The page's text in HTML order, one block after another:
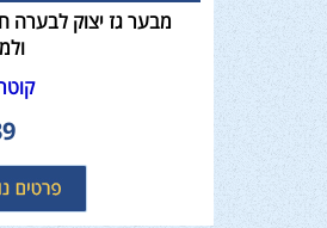
מבער גז יצוק לבערה
קוטר 16